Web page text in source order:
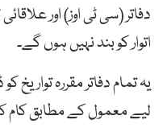
دفاتر (سی ٹی اوز) اور
اتوار کو بند نہیں ہوں گے۔
یہ تمام دفاتر مقررہ تواریخ
لیے معمول کے مطابق کام